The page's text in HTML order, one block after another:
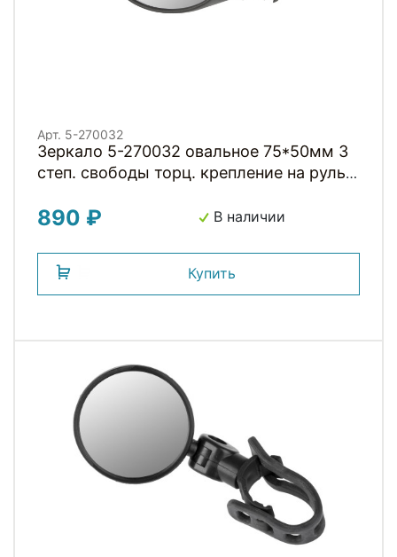
Арт. 5-270032
Зеркало 5-270032 овальное 75*50мм 3
степ. свободы торц. крепление на руль
890 ₽ В наличии
Купить